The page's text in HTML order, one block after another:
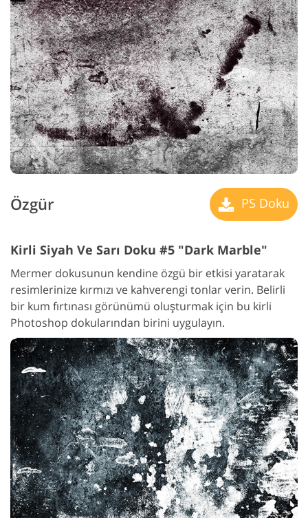
Özgür PS Doku
Kirli Siyah Ve Sarı Doku #5 "Dark Marble"
Mermer dokusunun kendine özgü bir etkisi yaratarak
resimlerinize kırmızı ve kahverengi tonlar verin. Belirli
bir kum fırtınası görünümü oluşturmak için bu kirli
Photoshop dokularından birini uygulayın.